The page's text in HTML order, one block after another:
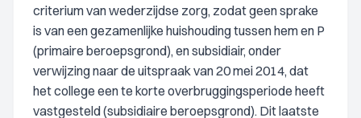
criterium van wederzijdse zorg, zodat geen sprake
is van een gezamenlijke huishouding tussen hem en P
(primaire beroepsgrond), en subsidiair, onder
verwijzing naar de uitspraak van 20 mei 2014, dat
het college een te korte overbruggingsperiode heeft
vastgesteld (subsidiaire beroepsgrond). Dit laatste